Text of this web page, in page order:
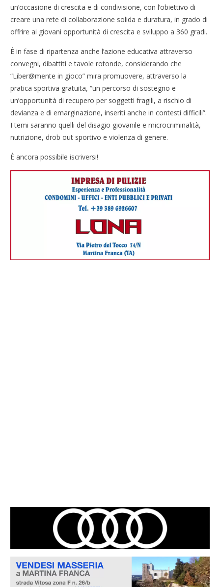
un’occasione di crescita e di condivisione, con l’obiettivo di
creare una rete di collaborazione solida e duratura, in grado di
offrire ai giovani opportunità di crescita e sviluppo a 360 gradi.
È in fase di ripartenza anche l’azione educativa attraverso
convegni, dibattiti e tavole rotonde, considerando che
“Liber@mente in gioco” mira promuovere, attraverso la
pratica sportiva gratuita, “un percorso di sostegno e
un’opportunità di recupero per soggetti fragili, a rischio di
devianza e di emarginazione, inseriti anche in contesti difficili”.
I temi saranno quelli del disagio giovanile e microcriminalità,
nutrizione, drob out sportivo e violenza di genere.
È ancora possibile iscriversi!